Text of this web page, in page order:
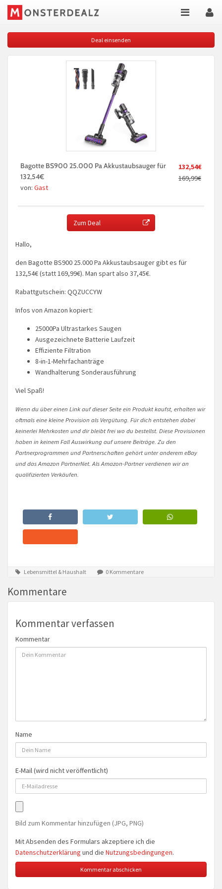
Deal einsenden
132,54€
169,99€
Bagotte BS900 25.000 Pa Akkustaubsauger für
132,54€
von: Gast
Zum Deal
Hallo,
den Bagotte BS900 25.000 Pa Akkustaubsauger gibt es für
132,54€ (statt 169,99€). Man spart also 37,45€.
Rabattgutschein: QQZUCCYW
Infos von Amazon kopiert:
25000Pa Ultrastarkes Saugen
Ausgezeichnete Batterie Laufzeit
Effiziente Filtration
8-in-1-Mehrfachanträge
Wandhalterung Sonderausführung
Viel Spaß!
Wenn du über einen Link auf dieser Seite ein Produkt kaufst, erhalten wir
oftmals eine kleine Provision als Vergütung. Für dich entstehen dabei
keinerlei Mehrkosten und dir bleibt frei wo du bestellst. Diese Provisionen
haben in keinem Fall Auswirkung auf unsere Beiträge. Zu den
Partnerprogrammen und Partnerschaften gehört unter anderem eBay
und das Amazon PartnerNet. Als Amazon-Partner verdienen wir an
qualifizierten Verkäufen.
Lebensmittel & Haushalt 0 Kommentare
Kommentare
Kommentar verfassen
Kommentar
Name
E-Mail (wird nicht veröffentlicht)
Bild zum Kommentar hinzufügen (JPG, PNG)
Mit Absenden des Formulars akzeptiere ich die
Datenschutzerklärung und die Nutzungsbedingungen.